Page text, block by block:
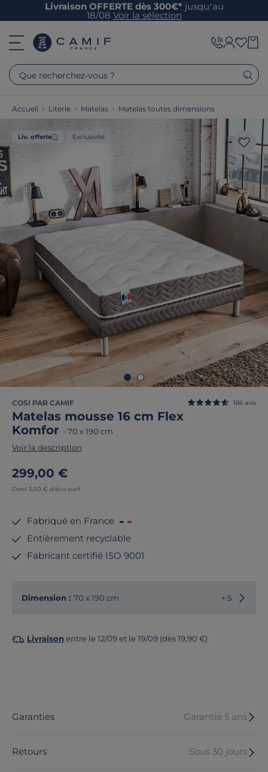
Livraison OFFERTE dès 300€* jusqu’au
18/08 Voir la sélection
Que recherchez-vous ?
Accueil > Literie > Matelas > Matelas toutes dimensions
Liv. offerte Exclusivité
COSI PAR CAMIF
Matelas mousse 16 cm Flex
Komfor - 70 x 190 cm
166 avis
Voir la description
299,00 €
Dont 5,50 € d'éco-part
Fabriqué en France
Entièrement recyclable
Fabricant certifié ISO 9001
Dimension : 70 x 190 cm + 5
Livraison entre le 12/09 et le 19/09 (dès 19,90 €)
Garanties Garantie 5 ans
Retours Sous 30 jours